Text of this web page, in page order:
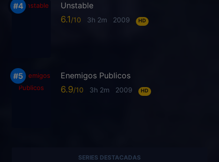
Unstable
6.1 3h 2m 2009 HD
Enemigos Publicos
6.9 3h 2m 2009 HD
SERIES DESTACADAS